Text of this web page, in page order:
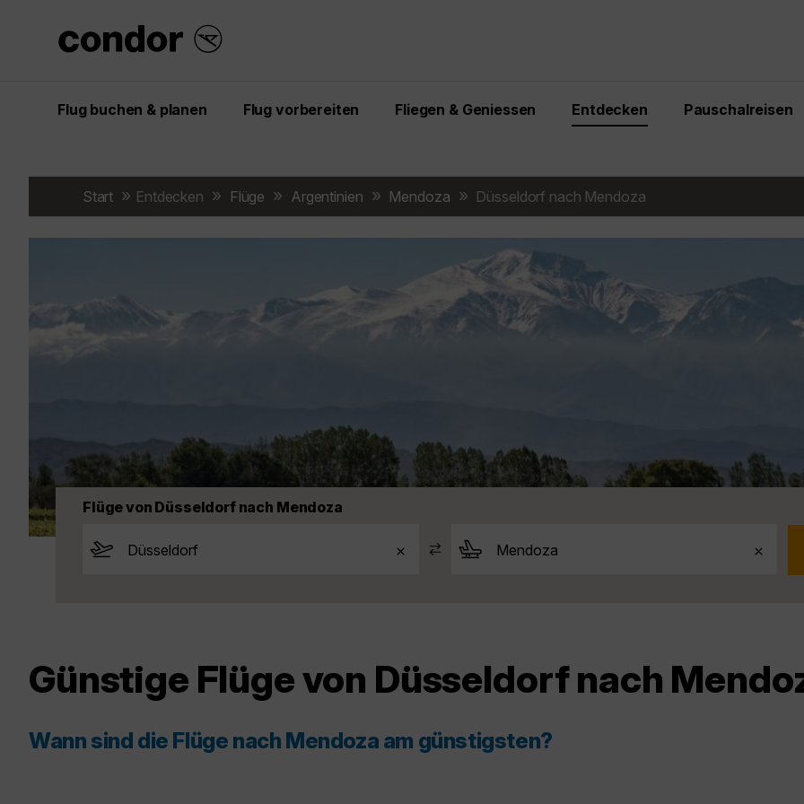
Flug buchen & planen Flug vorbereiten Fliegen & Geniessen Entdecken Pauschalreisen
Start Entdecken Flüge Argentinien Mendoza Düsseldorf nach Mendoza
Flüge von Düsseldorf nach Mendoza
Günstige Flüge von Düsseldorf nach
Wann sind die Flüge nach Mendoza am günstigsten?